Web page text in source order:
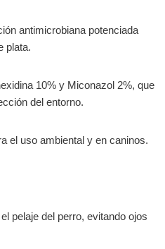
antimicrobiana potenciada
plata.
10% y Miconazol 2%, que
del entorno.
el uso ambiental y en caninos.
pelaje del perro, evitando ojos